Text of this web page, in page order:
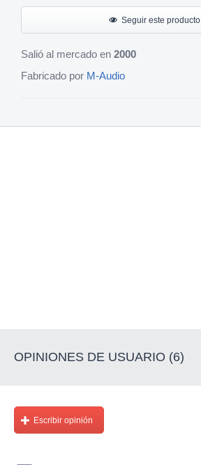
Seguir este producto
Salió al mercado en 2000
Fabricado por M-Audio
OPINIONES DE USUARIO (6)
Escribir opinión